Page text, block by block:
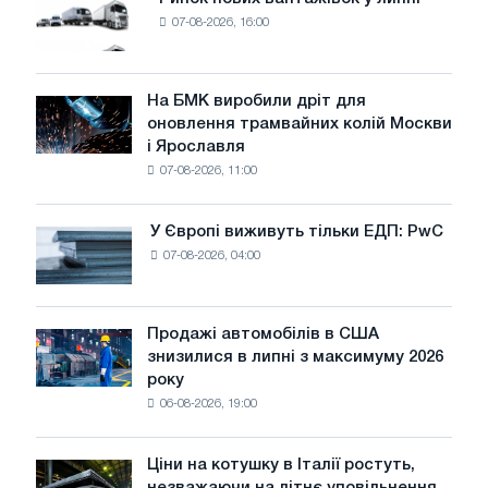
Ринок
нових
вантажівок
у
липні
07-08-2026, 16:00
На
БМК
виробили
трамвайних
колій
Ярославля
На БМК виробили дріт для
оновлення трамвайних колій Москви
і Ярославля
07-08-2026, 11:00
Європі
виживуть
тільки
ЕДП:
PwC
У Європі виживуть тільки ЕДП: PwC
07-08-2026, 04:00
Продажі
автомобілів
в
липні
Продажі автомобілів в США
знизилися в липні з максимуму 2026
року
06-08-2026, 19:00
Ціни
Ціни на котушку в Італії ростуть,